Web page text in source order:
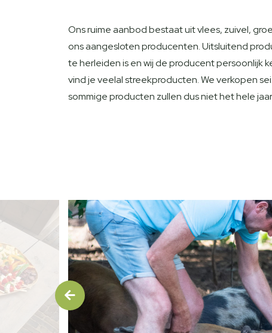
Ons ruime aanbod bestaat uit vlees, zuivel,
ons aangesloten producenten. Uitsluitend
te herleiden is en wij de producent persoonlijk
vind je veelal streekproducten. We verkopen
sommige producten zullen dus niet het hele